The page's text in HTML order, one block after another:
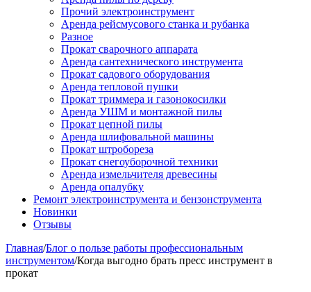
Прочий электроинструмент
Аренда рейсмусового станка и рубанка
Разное
Прокат сварочного аппарата
Аренда сантехнического инструмента
Прокат садового оборудования
Аренда тепловой пушки
Прокат триммера и газонокосилки
Аренда УШМ и монтажной пилы
Прокат цепной пилы
Аренда шлифовальной машины
Прокат штробореза
Прокат снегоуборочной техники
Аренда измельчителя древесины
Аренда опалубку
Ремонт электроинструмента и бензонструмента
Новинки
Отзывы
Главная/Блог о пользе работы профессиональным
инструментом/Когда выгодно брать пресс инструмент в
прокат